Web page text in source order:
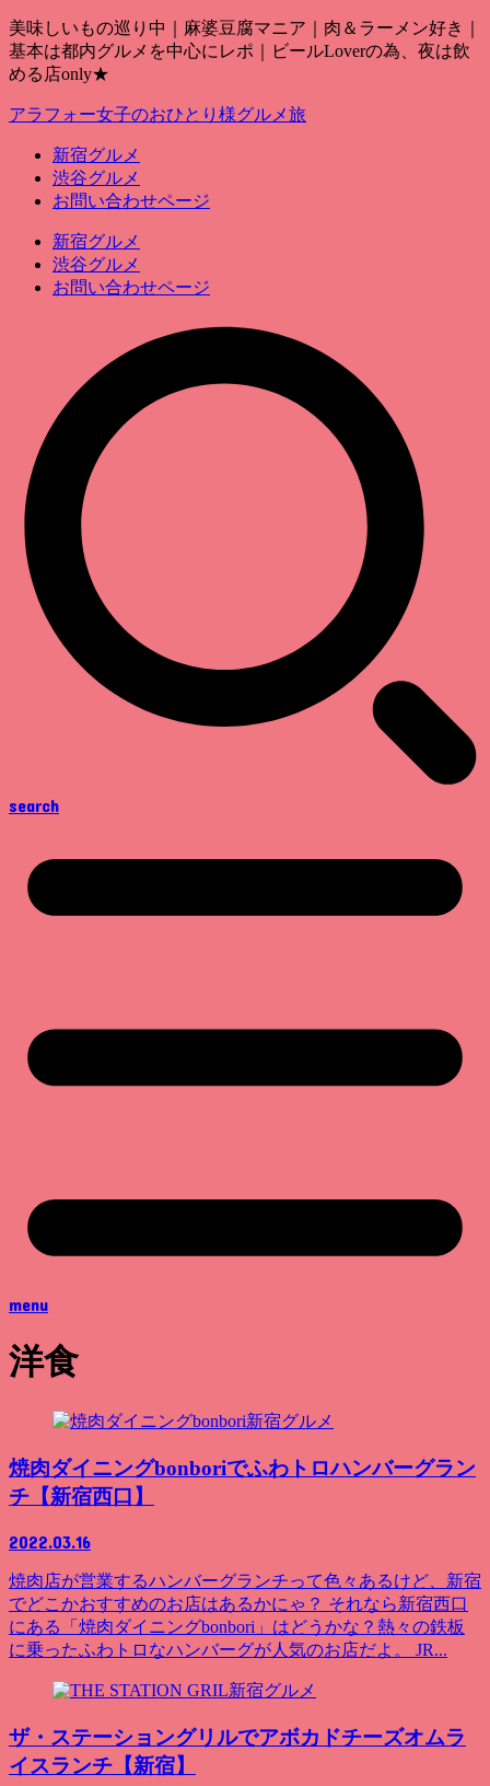
美味しいもの巡り中｜麻婆豆腐マニア｜肉＆ラーメン好き｜
基本は都内グルメを中心にレポ｜ビールLoverの為、夜は飲
める店only★
アラフォー女子のおひとり様グルメ旅
新宿グルメ
渋谷グルメ
お問い合わせページ
新宿グルメ
渋谷グルメ
お問い合わせページ
search
menu
洋食
新宿グルメ
焼肉ダイニングbonboriでふわトロハンバーグラン
チ【新宿西口】
2022.03.16
焼肉店が営業するハンバーグランチって色々あるけど、新宿
でどこかおすすめのお店はあるかにゃ？ それなら新宿西口
にある「焼肉ダイニングbonbori」はどうかな？熱々の鉄板
に乗ったふわトロなハンバーグが人気のお店だよ。 JR...
新宿グルメ
ザ・ステーショングリルでアボカドチーズオムラ
イスランチ【新宿】